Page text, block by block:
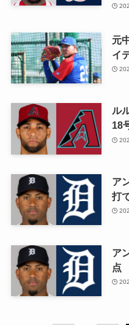
元
イ
ル
18
ア
打
ア
点